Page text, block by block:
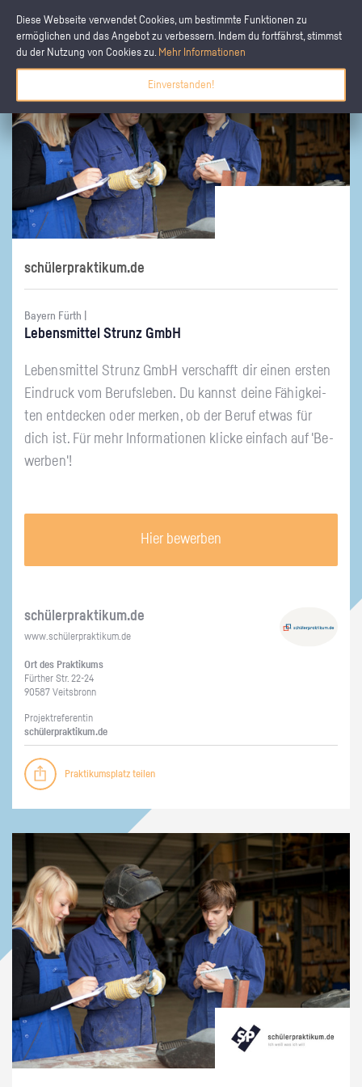
Diese Webseite verwendet Cookies, um bestimmte Funktionen zu
ermöglichen und das Angebot zu verbessern. Indem du fortfährst, stimmst
du der Nutzung von Cookies zu. Mehr Informationen
Einverstanden!
schülerpraktikum.de
Bayern Fürth |
Le­bens­mit­tel Strunz GmbH
Le­bens­mit­tel Strunz GmbH ver­schafft dir einen ers­ten
Ein­druck vom Be­rufs­le­ben. Du kannst deine Fä­hig­kei­
ten ent­de­cken oder mer­ken, ob der Beruf etwas für
dich ist. Für mehr In­for­ma­tio­nen kli­cke ein­fach auf 'Be­
wer­ben'!
Hier bewerben
schü­ler­prak­ti­kum.de
www.​schüler​prak​tiku​m.​de
Ort des Prak­ti­kums
Für­ther Str. 22-24
90587 Veits­bronn
Pro­jekt­re­fe­ren­tin
schü­ler­prak­ti­kum.de
Praktikumsplatz teilen